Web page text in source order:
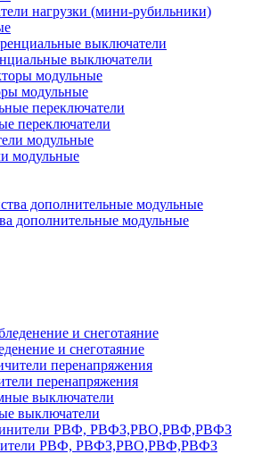
нагрузки (мини-рубильники)
выключатели
модульные
переключатели
модульные
дополнительные модульные
и снеготаяние
перенапряжения
выключатели
РВФ, РВФЗ,РВО,РВФ,РВФЗ